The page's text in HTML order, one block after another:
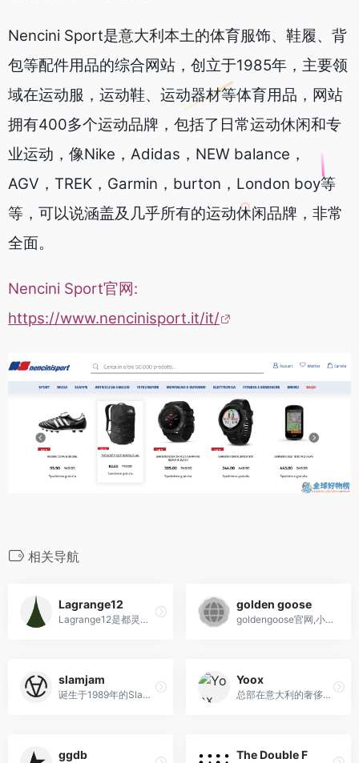
Nencini Sport是意大利本土的体育服饰、鞋履、背
包等配件用品的综合网站，创立于1985年，主要领
域在运动服，运动鞋、运动器材等体育用品，网站
拥有400多个运动品牌，包括了日常运动休闲和专
业运动，像Nike，Adidas，NEW balance，
AGV，TREK，Garmin，burton，London boy等
等，可以说涵盖及几乎所有的运动休闲品牌，非常
全面。
Nencini Sport官网:
https://www.nencinisport.it/it/
相关导航
Lagrange12
Lagrange12是都灵市中心一家独特的奢侈品商店，融合了古老建筑、创新设计和顶级奢侈品品牌，提供非凡的购物体验。
golden goose
goldengoose官网,小脏鞋ggdb,以"脏球鞋"而著名的意大利品牌GoldenGoose，也叫GGDB，全名是goldengoosedeluxebrand，嗯，就是加了deluxe的公然告知。设计师是一对来自意大利的CP，AlessandroGallo&amp;FrancescaRi...
slamjam
诞生于1989年的Slam Jam，算是欧洲非常早就开始致力于潮流文化的商家，作为欧洲街头文化的先驱者，也因此成为各大品牌抢着联名的潮流商家
Yoox
总部在意大利的奢侈品折扣电商，商品库中包含1000多个品牌
ggdb The Double F